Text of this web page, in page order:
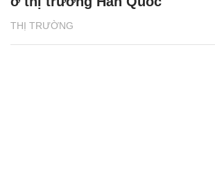
THỊ TRƯỜNG